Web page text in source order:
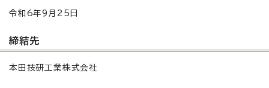
令和6年9月25日
締結先
本田技研工業株式会社